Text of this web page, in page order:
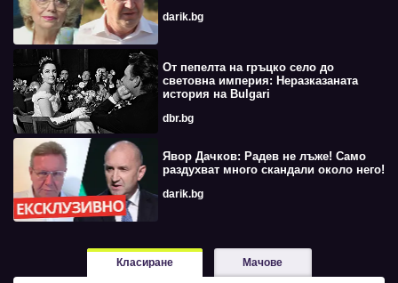
darik.bg
От пепелта на гръцко село до
световна империя: Неразказаната
история на Bulgari
dbr.bg
Явор Дачков: Радев не лъже! Само
раздухват много скандали около него!
darik.bg
Класиране Мачове